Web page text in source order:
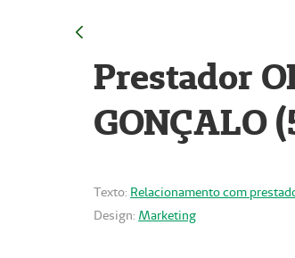
Prestador
GONÇALO
Texto: Relacionamento com
Design: Marketing